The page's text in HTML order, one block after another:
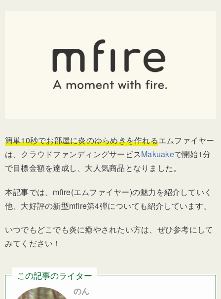
簡単10秒でお部屋に炎のゆらめきを作れるエムファイヤー
は、クラウドファンディングサービスMakuakeで開始1分
で目標金額を達成し、大人気商品となりました。
本記事では、mfire(エムファイヤー)の魅力を紹介していく
他、大好評の新型mfire第4弾についても紹介しています。
いつでもどこでも炎に癒やされたい方は、ぜひ参考にして
みてください！
この記事のライター
のん